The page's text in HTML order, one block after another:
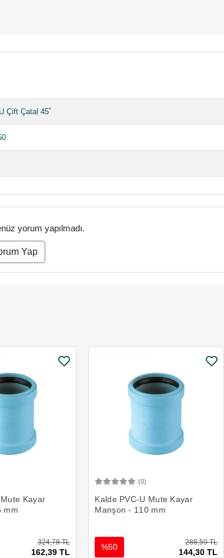
Çift Çatal 45˚
yorum yapılmadı.
Yap
Kayar
mm
324,78 TL
162,39 TL
(0)
Kalde PVC-U Mute Kayar
Manşon - 110 mm
288,59 TL
144,30 TL
%50